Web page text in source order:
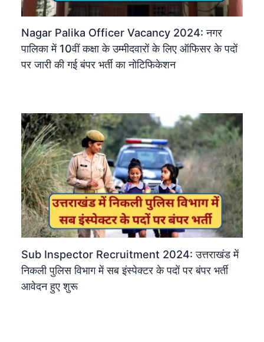
Nagar Palika Officer Vacancy 2024: नगर
पालिका में 10वीं कक्षा के उम्मीदवारों के लिए ऑफिसर के पदों
पर जारी की गई बंपर भर्ती का नोटिफिकेशन
Sub Inspector Recruitment 2024: उत्तराखंड में
निकली पुलिस विभाग में सब इंस्पेक्टर के पदों पर बंपर भर्ती
आवेदन हुए शुरू